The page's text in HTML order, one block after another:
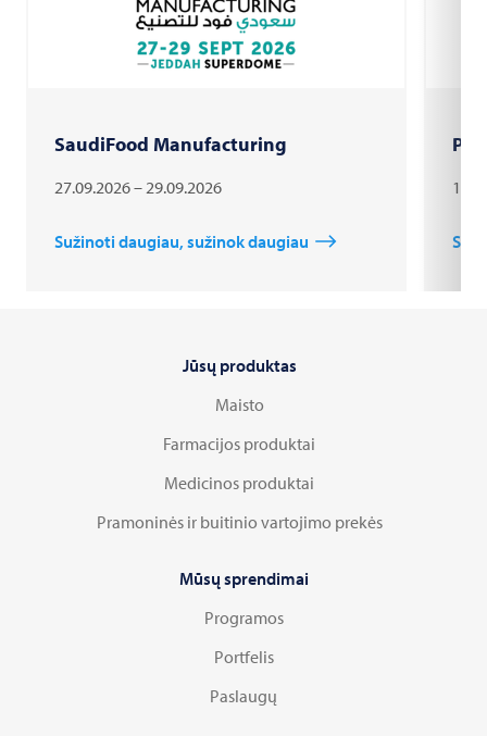
SaudiFood Manufacturing
27.09.2026 – 29.09.2026
Sužinoti daugiau, sužinok daugiau
Jūsų produktas
Maisto
Farmacijos produktai
Medicinos produktai
Pramoninės ir buitinio vartojimo prekės
Mūsų sprendimai
Programos
Portfelis
Paslaugų